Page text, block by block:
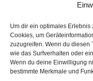
Um dir ein optimales
Cookies, um
zuzugreifen. Wenn du diesen
wie das Surfverhalten oder
Wenn du deine Einwilligung
bestimmte Merkmale und
10
11 12
17
18 19
24
25 26